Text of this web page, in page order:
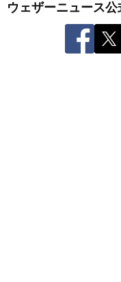
ウェザーニュース公